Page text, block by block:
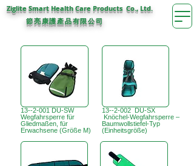
Ziglite Smart Health Care Products Co., Ltd.
節亮康護產品有限公司
13--2-001 DU-SW
Wegfahrsperre für
Gliedmaßen, für
Erwachsene (Größe M)
13--2-002 DU-SX
Knöchel-Wegfahrsperre –
Baumwollstiefel-Typ
(Einheitsgröße)